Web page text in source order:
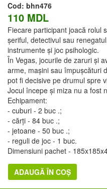
Cod: bhn476
110 MDL
Fiecare participant joacă rolul
șeriful, detectivul sau
instrumente și joc psihologic.
În Vegas, jocurile de zaruri și
arme, mașini sau împușcături
pot fi decisive pe drumul spre
Jocul începe și miza nu a fost
Echipament:
- cuburi - 2 buc .;
- cărți - 84 buc .;
- jetoane - 50 buc .;
- reguli de joc - 1 buc.
Dimensiuni pachet -
ADAUGĂ ÎN COȘ